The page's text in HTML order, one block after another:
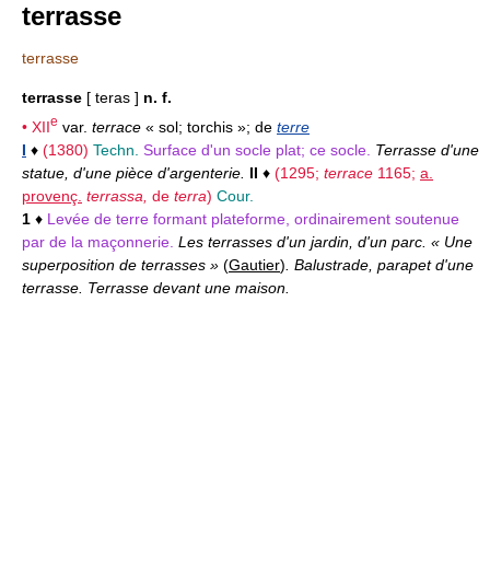
terrasse
terrasse
terrasse [ teras ] n. f.
• XIIe var. terrace « sol; torchis »; de terre
I ♦ (1380) Techn. Surface d'un socle plat; ce socle. Terrasse d'une
statue, d'une pièce d'argenterie. II ♦ (1295; terrace 1165; a.
provenç. terrassa, de terra) Cour.
1 ♦ Levée de terre formant plateforme, ordinairement soutenue
par de la maçonnerie. Les terrasses d'un jardin, d'un parc. « Une
superposition de terrasses » (Gautier) . Balustrade, parapet d'une
terrasse. Terrasse devant une maison.